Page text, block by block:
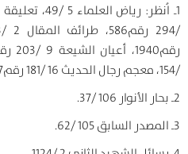
/154، معجم رجال الحديث 16 /181 رقم10417، فهرس التراث 1 /637.
2ـ بحار الأنوار 106 /37.
3ـ المصدر السابق 105 /62.